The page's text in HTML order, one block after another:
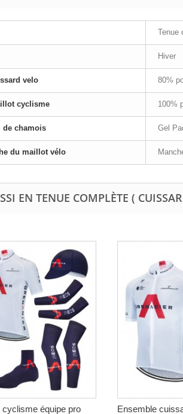
Tenue
Hiver
velo 80%
cyclisme 100%
de chamois Gel
du maillot vélo
EN TENUE COMPLÈTE (
cyclisme équipe pro Ensemble